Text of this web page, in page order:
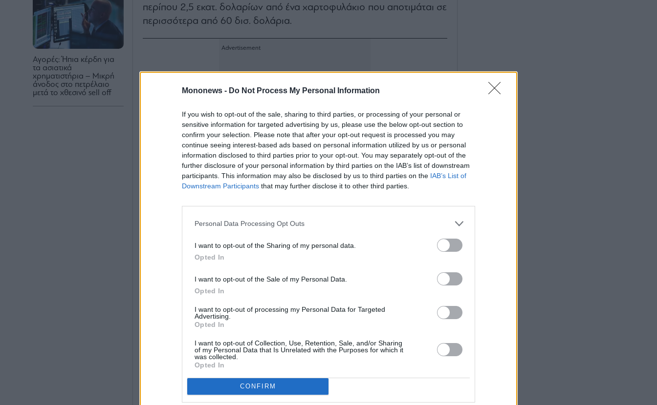
Mononews - Do Not Process My Personal Information
If you wish to opt-out of the sale, sharing to third parties, or processing of your personal or
sensitive information for targeted advertising by us, please use the below opt-out section to
confirm your selection. Please note that after your opt-out request is processed you may
continue seeing interest-based ads based on personal information utilized by us or personal
information disclosed to third parties prior to your opt-out. You may separately opt-out of the
further disclosure of your personal information by third parties on the IAB’s list of downstream
participants. This information may also be disclosed by us to third parties on the IAB’s List of
Downstream Participants that may further disclose it to other third parties.
Personal Data Processing Opt Outs
I want to opt-out of the Sharing of my personal data.
Opted In
I want to opt-out of the Sale of my Personal Data.
Opted In
I want to opt-out of processing my Personal Data for Targeted
Advertising.
Opted In
I want to opt-out of Collection, Use, Retention, Sale, and/or Sharing
of my Personal Data that Is Unrelated with the Purposes for which it
was collected.
Opted In
CONFIRM
Αγορές: Ήπια κέρδη για
τα ασιατικά
χρηματιστήρια – Μικρή
άνοδος στο πετρέλαιο
μετά το χθεσινό sell off
περίπου 2,5 εκατ. δολαρίων από ένα χαρτοφυλάκιο που αποτιμάται σε
περισσότερα από 60 δισ. δολάρια.
Αν και η πώληση ήταν αμελητέα σε οικονομικούς όρους – μόλις 32
Bitcoin από τα συνολικά 843.706 που κατέχει η εταιρεία –